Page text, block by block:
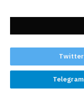
Twitter
Telegram